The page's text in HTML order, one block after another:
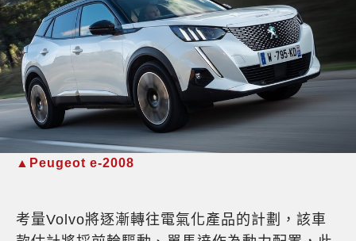
▲Peugeot e-2008
考量Volvo將逐漸轉往電氣化產品的計劃，該車